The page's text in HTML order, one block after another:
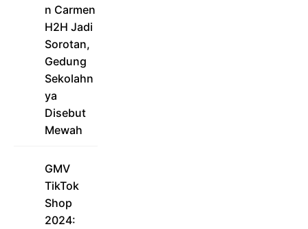
n Carmen
H2H Jadi
Sorotan,
Gedung
Sekolahn
ya
Disebut
Mewah
GMV
TikTok
Shop
2024: